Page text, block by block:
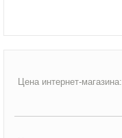
Цена интернет-магазина: